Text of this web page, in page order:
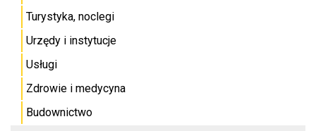
Turystyka, noclegi
Urzędy i instytucje
Usługi
Zdrowie i medycyna
Budownictwo